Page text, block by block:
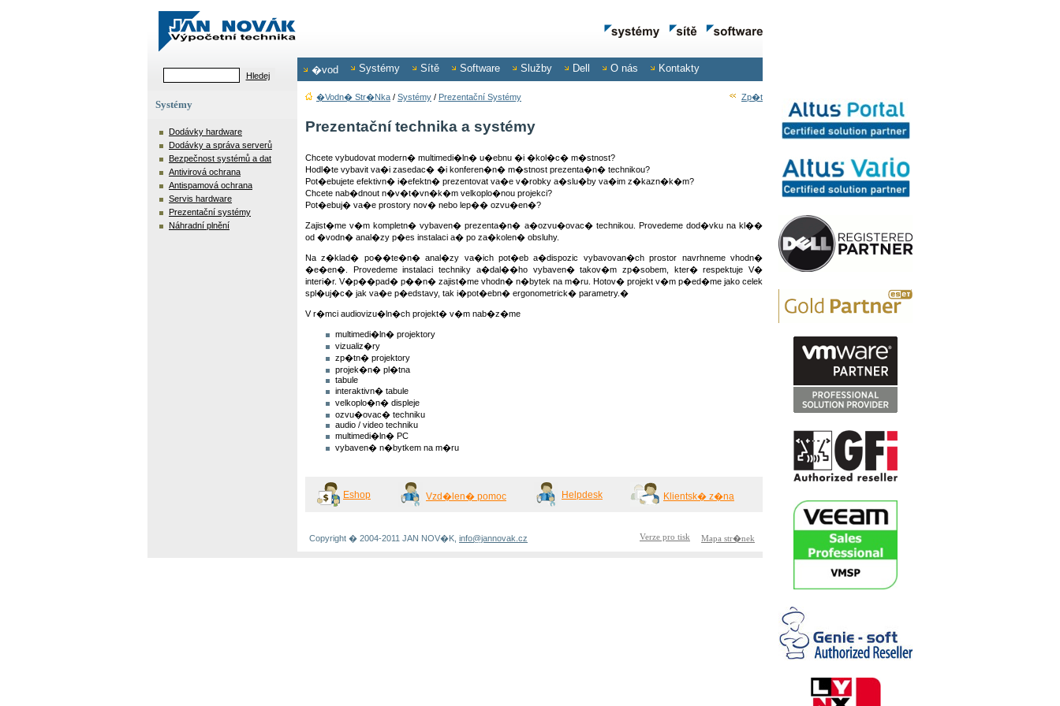
�vod Systémy Sítě Software Služby Dell O nás Kontakty
Systémy
Dodávky hardware
Dodávky a správa serverů
Bezpečnost systémů a dat
Antivirová ochrana
Antispamová ochrana
Servis hardware
Prezentační systémy
Náhradní plnění
�vodn� Str�nka / Systémy / Prezentační Systémy Zp�t
Prezentační technika a systémy
Chcete vybudovat modern� multimedi�ln� u�ebnu �i �kol�c� m�stnost?
Hodl�te vybavit va�i zasedac� �i konferen�n� m�stnost prezenta�n� technikou?
Pot�ebujete efektivn� i�efektn� prezentovat va�e v�robky a�slu�by va�im z�kazn�k�m?
Chcete nab�dnout n�v�t�vn�k�m velkoplo�nou projekci?
Pot�ebuj� va�e prostory nov� nebo lep�� ozvu�en�?
Zajist�me v�m kompletn� vybaven� prezenta�n� a�ozvu�ovac� technikou. Provedeme dod�vku na kl��
od �vodn� anal�zy p�es instalaci a� po za�kolen� obsluhy.
Na z�klad� po��te�n� anal�zy va�ich pot�eb a�dispozic vybavovan�ch prostor navrhneme vhodn�
�e�en�. Provedeme instalaci techniky a�dal��ho vybaven� takov�m zp�sobem, kter� respektuje V�
interi�r. V�p��pad� p��n� zajist�me vhodn� n�bytek na m�ru. Hotov� projekt v�m p�ed�me jako celek
spl�uj�c� jak va�e p�edstavy, tak i�pot�ebn� ergonometrick� parametry.�
V r�mci audiovizu�ln�ch projekt� v�m nab�z�me
multimedi�ln� projektory
vizualiz�ry
zp�tn� projektory
projek�n� pl�tna
tabule
interaktivn� tabule
velkoplo�n� displeje
ozvu�ovac� techniku
audio / video techniku
multimedi�ln� PC
vybaven� n�bytkem na m�ru
Eshop Vzd�len� pomoc Helpdesk Klientsk� z�na
Copyright � 2004-2011 JAN NOV�K, info@jannovak.cz Verze pro tisk Mapa str�nek